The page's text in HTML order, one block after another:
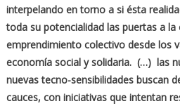
interpelando en torno a si ésta
toda su potencialidad las puertas a
emprendimiento colectivo desde los
economía social y solidaria. (…) las
nuevas tecno-sensibilidades buscan
cauces, con iniciativas que intentan